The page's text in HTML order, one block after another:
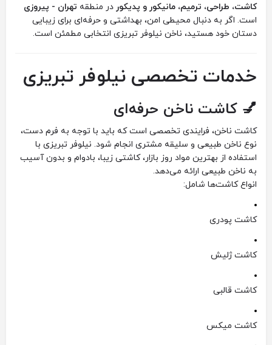
کاشت، طراحی، ترمیم، مانیکور و پدیکور در منطقه تهران - پیروزی
است. اگر به دنبال محیطی امن، بهداشتی و حرفه‌ای برای زیبایی
دستان خود هستید، ناخن نیلوفر تبریزی انتخابی مطمئن است.
خدمات تخصصی نیلوفر تبریزی
💅 کاشت ناخن حرفه‌ای
کاشت ناخن، فرایندی تخصصی است که باید با توجه به فرم دست،
نوع ناخن طبیعی و سلیقه مشتری انجام شود. نیلوفر تبریزی با
استفاده از بهترین مواد روز بازار، کاشتی زیبا، بادوام و بدون آسیب
به ناخن طبیعی ارائه می‌دهد.
انواع کاشت‌ها شامل:
کاشت پودری
کاشت ژلیش
کاشت قالبی
کاشت میکس